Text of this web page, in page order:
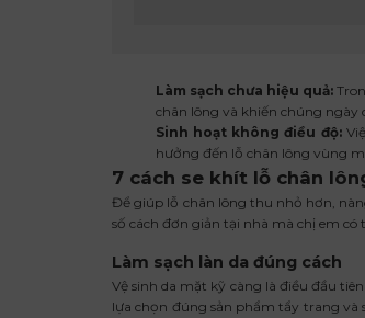
Làm sạch chưa hiệu quả:
chân lông và khiến chúng ngày
Sinh hoạt không điều độ:
hưởng đến lỗ chân lông vùng
7 cách se khít lỗ chân
Để giúp lỗ chân lông thu nhỏ hơn,
số cách đơn giản tại nhà mà chị em có
Làm sạch làn da đúng cách
Vệ sinh da mặt kỹ càng là điều đầu
lựa chọn đúng sản phẩm tẩy trang và